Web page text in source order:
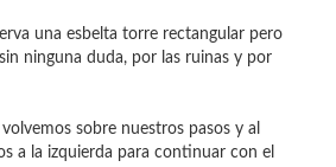
una esbelta torre rectangular pero
ninguna duda, por las ruinas y por
sobre nuestros pasos y al
a la izquierda para continuar con el